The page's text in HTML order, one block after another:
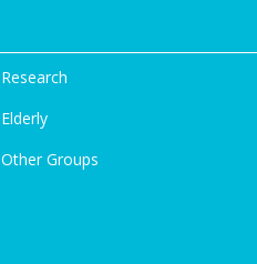
Research
Elderly
Other Groups